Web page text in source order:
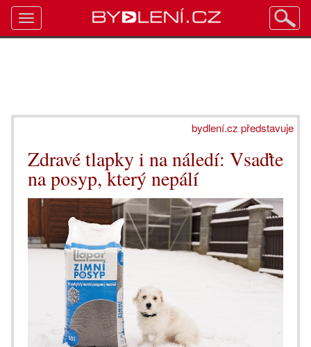
bydlení.cz představuje
Zdravé tlapky i na náledí: Vsaďte
na posyp, který nepálí
Toggle
navigation